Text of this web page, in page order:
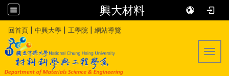
興大材料
回首頁 | 中興大學 | 工學院 | 網站導覽